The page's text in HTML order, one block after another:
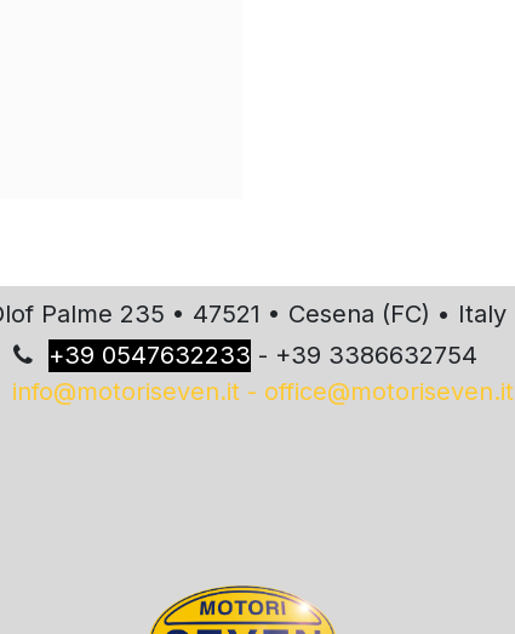
Palme 235 • 47521 • Cesena (FC) • Italy
+39 0547632233 - +39 3386632754
info@motoriseven.it - office@motoriseven.it